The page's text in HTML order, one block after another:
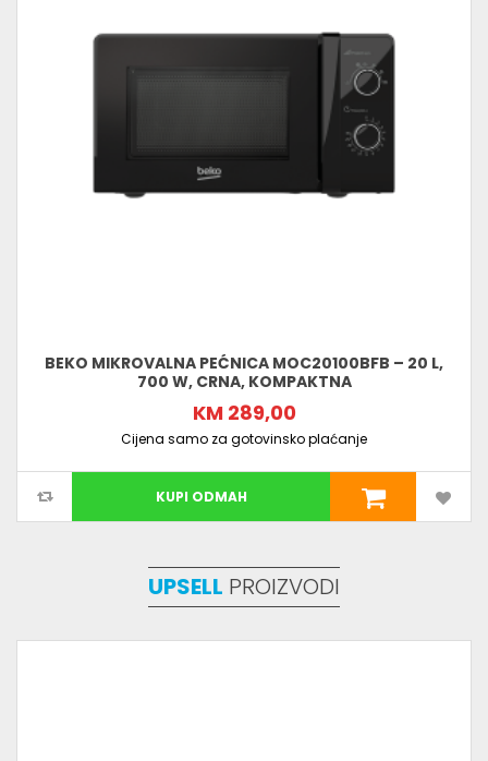
BEKO MIKROVALNA PEĆNICA MOC20100BFB – 20 L,
700 W, CRNA, KOMPAKTNA
KM 289,00
Cijena samo za gotovinsko plaćanje
KUPI ODMAH
UPSELL PROIZVODI